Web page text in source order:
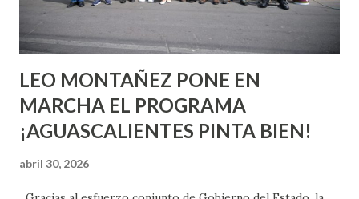
experiencia te dirá, siempre es mejor cuando ambas partes
son suficientemen...
LEO MONTAÑEZ PONE EN
MARCHA EL PROGRAMA
¡AGUASCALIENTES PINTA BIEN!
abril 30, 2026